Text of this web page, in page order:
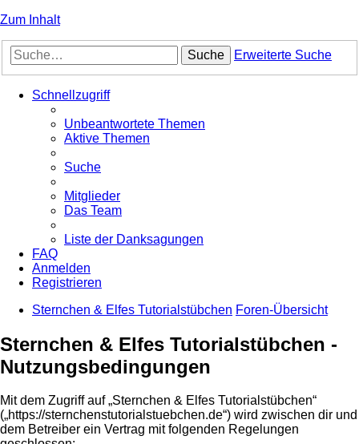
Zum Inhalt
Suche Erweiterte Suche
Schnellzugriff
Unbeantwortete Themen
Aktive Themen
Suche
Mitglieder
Das Team
Liste der Danksagungen
FAQ
Anmelden
Registrieren
Sternchen & Elfes Tutorialstübchen Foren-Übersicht
Sternchen & Elfes Tutorialstübchen -
Nutzungsbedingungen
Mit dem Zugriff auf „Sternchen & Elfes Tutorialstübchen“
(„https://sternchenstutorialstuebchen.de“) wird zwischen dir und
dem Betreiber ein Vertrag mit folgenden Regelungen